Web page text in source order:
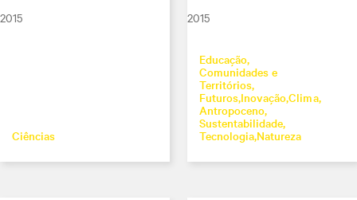
2015
Ciências
2015
Educação
Comunidades e
Territórios
Futuros InovaçãoClima
Antropoceno
Sustentabilidade
TecnologiaNatureza